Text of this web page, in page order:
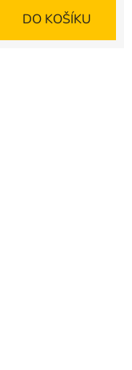
DO KOŠÍKU